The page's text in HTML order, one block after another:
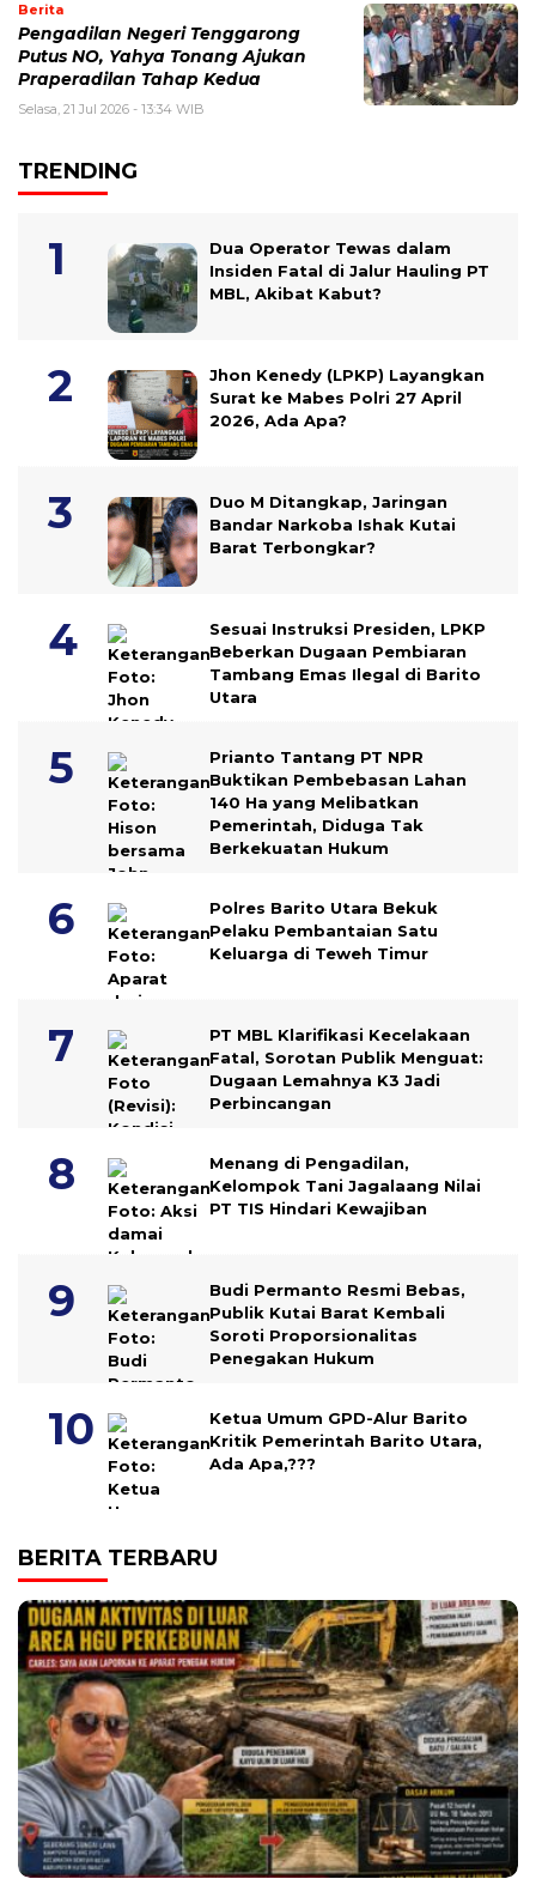
Berita
Pengadilan Negeri Tenggarong
Putus NO, Yahya Tonang Ajukan
Praperadilan Tahap Kedua
Selasa, 21 Jul 2026 - 13:34 WIB
TRENDING
Dua Operator Tewas dalam
Insiden Fatal di Jalur Hauling PT
MBL, Akibat Kabut?
Jhon Kenedy (LPKP) Layangkan
Surat ke Mabes Polri 27 April
2026, Ada Apa?
Duo M Ditangkap, Jaringan
Bandar Narkoba Ishak Kutai
Barat Terbongkar?
Sesuai Instruksi Presiden, LPKP
Beberkan Dugaan Pembiaran
Tambang Emas Ilegal di Barito
Utara
Prianto Tantang PT NPR
Buktikan Pembebasan Lahan
140 Ha yang Melibatkan
Pemerintah, Diduga Tak
Berkekuatan Hukum
Polres Barito Utara Bekuk
Pelaku Pembantaian Satu
Keluarga di Teweh Timur
PT MBL Klarifikasi Kecelakaan
Fatal, Sorotan Publik Menguat:
Dugaan Lemahnya K3 Jadi
Perbincangan
Menang di Pengadilan,
Kelompok Tani Jagalaang Nilai
PT TIS Hindari Kewajiban
Budi Permanto Resmi Bebas,
Publik Kutai Barat Kembali
Soroti Proporsionalitas
Penegakan Hukum
Ketua Umum GPD-Alur Barito
Kritik Pemerintah Barito Utara,
Ada Apa,???
BERITA TERBARU